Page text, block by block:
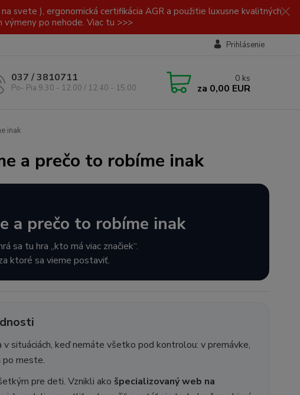
svete ), ergonomická certifikácia AGR a použitie luxusne kvalitných
výmeny po nehode. Viac tu >>>
Prihlásenie
037 / 3810711
Po- Pia 9.30 - 12.00 / 12.40 - 15.00
0 ks
za 0,00 EUR
inak
a prečo to robíme inak
a prečo to robíme inak
sa tu hra „kto má viac značiek“.
ktoré sa vieme postaviť.
situáciách, keď nemáte všetko pod kontrolou: v premávke,
po meste.
pre deti. Vznikli ako špecializovaný web na